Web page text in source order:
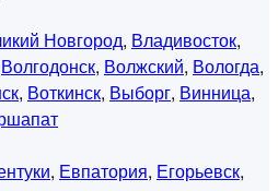
Новгород, Владивосток,
Волгодонск, Волжский, Вологда,
, Воткинск, Выборг, Винница,
, Евпатория, Егорьевск,